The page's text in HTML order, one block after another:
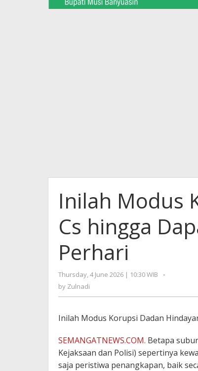
Inilah Modus
Cs hingga
Perhari
Thursday, 4 June 2026 | 10:30 WIB
by
-
by Zulnadi
Inilah Modus Korupsi Dadan
SEMANGATNEWS.COM. Betapa
Kejaksaan dan Polisi) sepertinya
saja peristiwa penangkapan, baik